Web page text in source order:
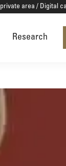
private area / Digital
Research